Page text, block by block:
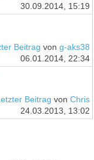
30.09.2014, 15:19
Beitrag von g-aks38
06.01.2014, 22:34
Beitrag von Chris
24.03.2013, 13:02